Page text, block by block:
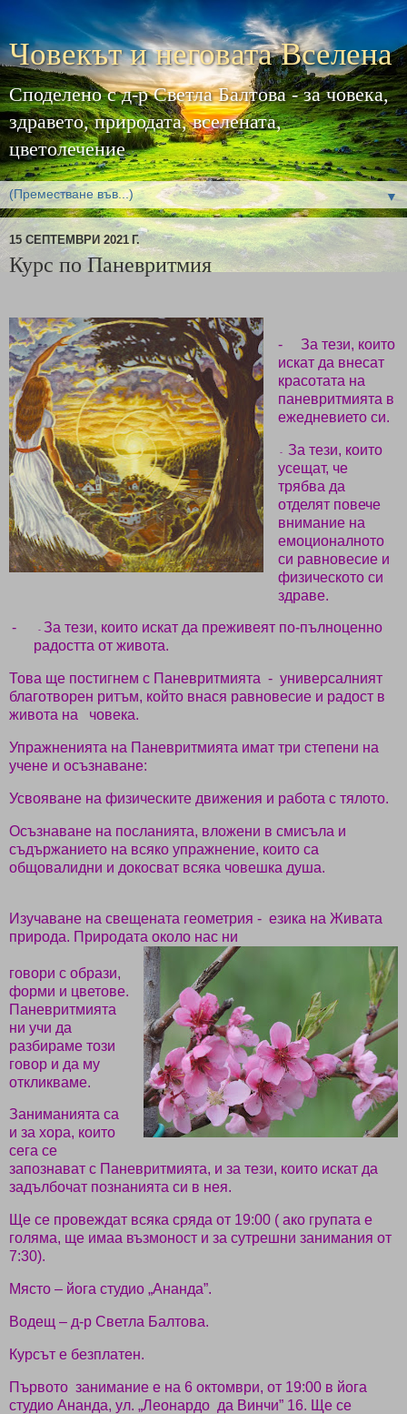
Човекът и неговата Вселена
Споделено с д-р Светла Балтова - за човека,
здравето, природата, вселената,
цветолечение
▼
15 СЕПТЕМВРИ 2021 Г.
Курс по Паневритмия
- За тези, които
искат да внесат
красотата на
паневритмията в
ежедневието си.
-- За тези, които
усещат, че
трябва да
отделят повече
внимание на
емоционалното
си равновесие и
физическото си
здраве.
- -За тези, които искат да преживеят по-пълноценно
радостта от живота.
Това ще постигнем с Паневритмията - универсалният
благотворен ритъм, който внася равновесие и радост в
живота на
човека.
Упражненията на Паневритмията имат три степени на
учене и осъзнаване:
Усвояване на физическите движения и работа с тялото.
Осъзнаване на посланията, вложени в смисъла и
съдържанието на всяко упражнение, които са
общовалидни и докосват всяка човешка душа.
Изучаване на свещената геометрия - езика на Живата
природа. Природата около нас ни
говори с образи,
форми и цветове.
Паневритмията
ни учи да
разбираме този
говор и да му
откликваме.
Заниманията са
и за хора, които
сега се
запознават с Паневритмията, и за тези, които искат да
задълбочат познанията си в нея.
Ще се провеждат всяка сряда от 19:00 ( ако групата е
голяма, ще имаа възмоност и за сутрешни занимания от
7:30).
Място – йога студио „Ананда”.
Водещ – д-р Светла Балтова.
Курсът е безплатен.
Първото занимание е на 6 октомври, от 19:00 в йога
студио Ананда, ул. „Леонардо да Винчи” 16. Ще се